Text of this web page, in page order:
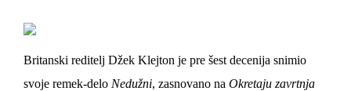
Britanski reditelj Džek Klejton je pre šest decenija snimio
svoje remek-delo Nedužni, zasnovano na Okretaju zavrtnja